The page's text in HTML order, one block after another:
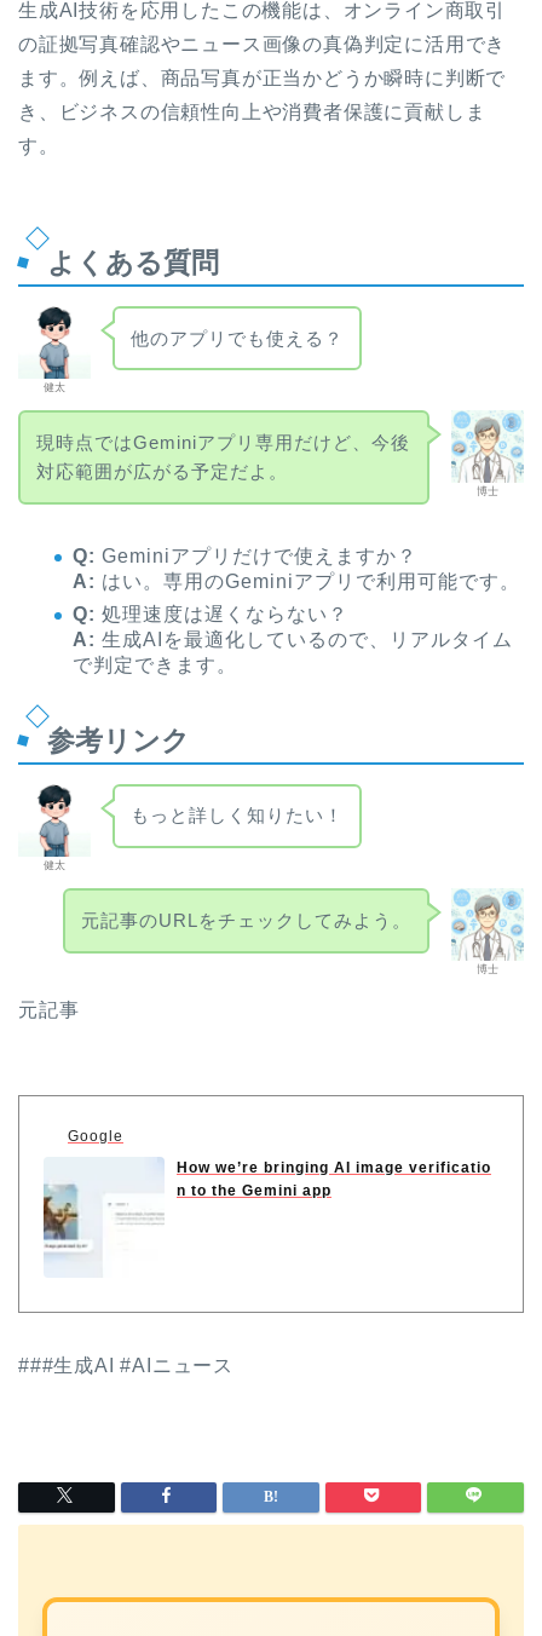
生成AI技術を応用したこの機能は、オンライン商取引
の証拠写真確認やニュース画像の真偽判定に活用でき
ます。例えば、商品写真が正当かどうか瞬時に判断で
き、ビジネスの信頼性向上や消費者保護に貢献しま
す。
よくある質問
健太
他のアプリでも使える？
博士
現時点ではGeminiアプリ専用だけど、今後
対応範囲が広がる予定だよ。
Q: Geminiアプリだけで使えますか？
A: はい。専用のGeminiアプリで利用可能です。
Q: 処理速度は遅くならない？
A: 生成AIを最適化しているので、リアルタイム
で判定できます。
参考リンク
健太
もっと詳しく知りたい！
博士
元記事のURLをチェックしてみよう。
元記事
Google
How we’re bringing AI image verificatio
n to the Gemini app
###生成AI #AIニュース